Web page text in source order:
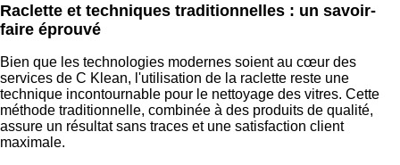
Raclette et techniques traditionnelles : un savoir-
faire éprouvé
Bien que les technologies modernes soient au cœur des
services de C Klean, l'utilisation de la raclette reste une
technique incontournable pour le nettoyage des vitres. Cette
méthode traditionnelle, combinée à des produits de qualité,
assure un résultat sans traces et une satisfaction client
maximale.